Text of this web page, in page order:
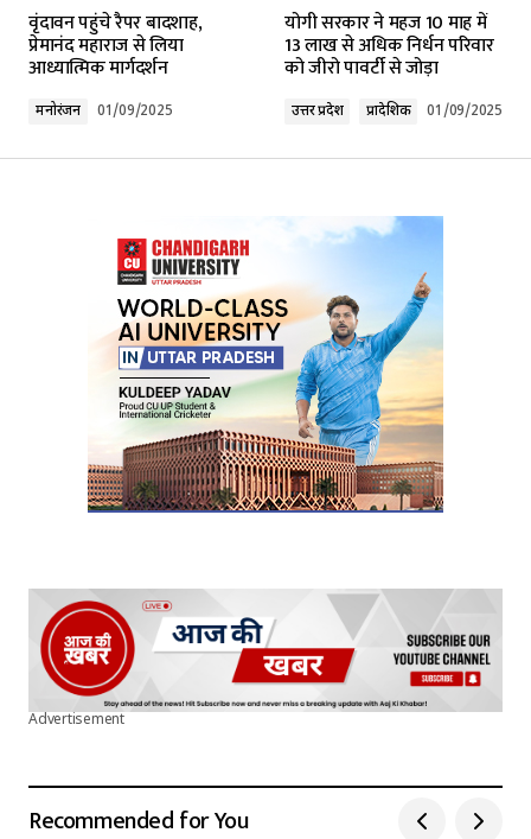
Required fields are marked*
Your Name*
Your E-mail*
Submit Comment
वृंदावन पहुंचे रैपर बादशाह,
प्रेमानंद महाराज से लिया
आध्यात्मिक मार्गदर्शन
मनोरंजन 01/09/2025
योगी सरकार ने महज 10 माह में
13 लाख से अधिक निर्धन परिवार
को जीरो पावर्टी से जोड़ा
उत्तर प्रदेश प्रादेशिक 01/09/2025
Advertisement
Recommended for You